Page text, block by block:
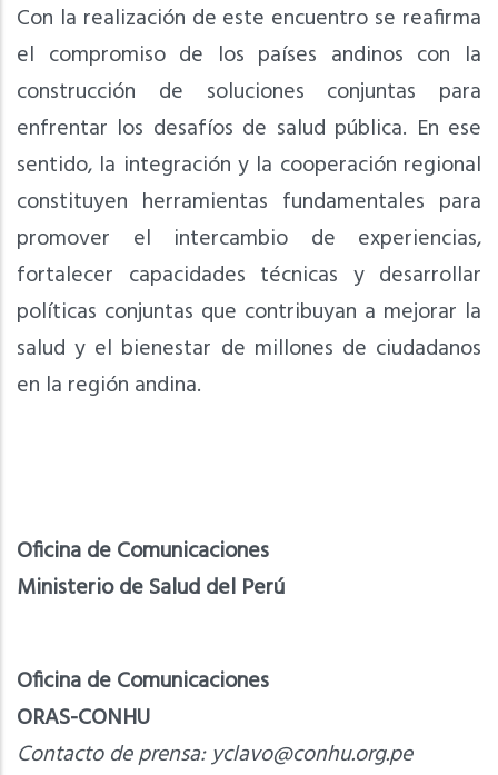
Con la realización de este encuentro se reafirma
el compromiso de los países andinos con la
construcción de soluciones conjuntas para
enfrentar los desafíos de salud pública. En ese
sentido, la integración y la cooperación regional
constituyen herramientas fundamentales para
promover el intercambio de experiencias,
fortalecer capacidades técnicas y desarrollar
políticas conjuntas que contribuyan a mejorar la
salud y el bienestar de millones de ciudadanos
en la región andina.
Oficina de Comunicaciones
Ministerio de Salud del Perú
Oficina de Comunicaciones
ORAS-CONHU
Contacto de prensa:yclavo@conhu.org.pe